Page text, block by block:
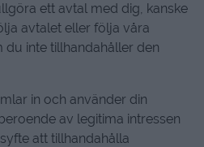
ett avtal med dig, kanske
avtalet eller följa våra
inte tillhandahåller den
in och använder din
av legitima intressen
att tillhandahålla